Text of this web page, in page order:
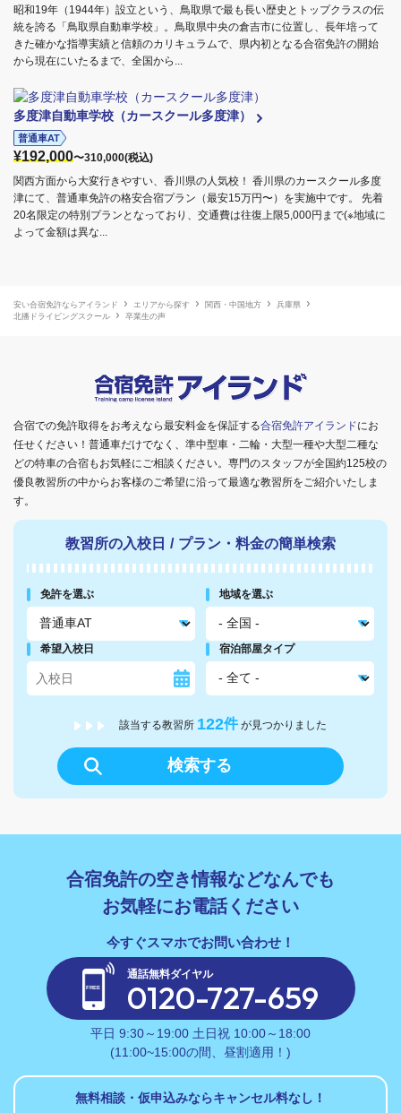
昭和19年（1944年）設立という、鳥取県で最も長い歴史とトップクラスの伝
統を誇る「鳥取県自動車学校」。鳥取県中央の倉吉市に位置し、長年培って
きた確かな指導実績と信頼のカリキュラムで、県内初となる合宿免許の開始
から現在にいたるまで、全国から...
多度津自動車学校（カースクール多度津）
普通車AT
¥192,000〜310,000(税込)
関西方面から大変行きやすい、香川県の人気校！ 香川県のカースクール多度
津にて、普通車免許の格安合宿プラン（最安15万円〜）を実施中です。 先着
20名限定の特別プランとなっており、交通費は往復上限5,000円まで(※地域に
よって金額は異な...
安い合宿免許ならアイランド エリアから探す 関西・中国地方
兵庫県
北播ドライビングスクール
卒業生の声
合宿免許の空き情報などなんでも
お気軽にお電話ください
通話無料ダイヤル
0120-727-659
平日 9:30～19:00 土日祝 10:00～18:00
(11:00~15:00の間、昼割適用！)
無料相談・仮申込みならキャンセル料なし！
合宿での免許取得をお考えなら最安料金を保証する合宿免許アイランドにお
任せください！普通車だけでなく、準中型車・二輪・大型一種や大型二種な
どの特車の合宿もお気軽にご相談ください。専門のスタッフが全国約125校の
優良教習所の中からお客様のご希望に沿って最適な教習所をご紹介いたしま
す。
教習所の入校日 / プラン・料金の簡単検索
免許を選ぶ 地域を選ぶ
希望入校日 宿泊部屋タイプ
該当する教習所 122件 が見つかりました
検索する